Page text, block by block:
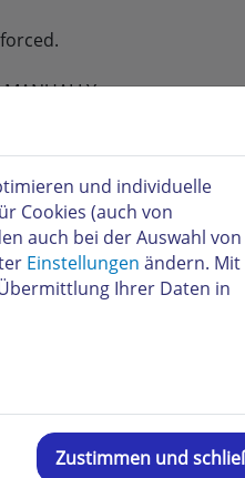
sich bitte als root
verändert, sollten Sie
/dev/hdabezeichnet sein.
und individuelle
Cookies (auch von
auch bei der Auswahl von
Einstellungen ändern. Mit
Ihrer Daten in
Zustimmen und